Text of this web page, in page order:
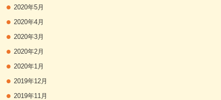
2020年5月
2020年4月
2020年3月
2020年2月
2020年1月
2019年12月
2019年11月